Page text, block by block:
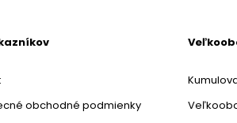
obchodné podmienky